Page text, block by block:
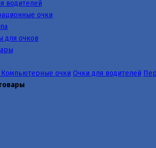
водителей
очки
для очков
Компьютерные очки Очки для водителей